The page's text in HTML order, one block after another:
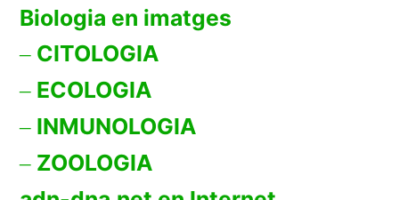
Biologia en imatges
CITOLOGIA
ECOLOGIA
INMUNOLOGIA
ZOOLOGIA